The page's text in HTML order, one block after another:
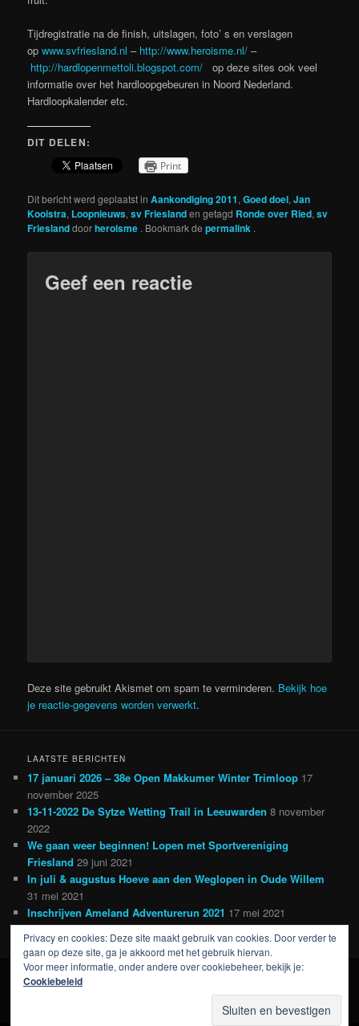
Tijdregistratie na de finish, uitslagen, foto’ s en verslagen
opwww.svfriesland.nl – http://www.heroisme.nl/ –
http://hardlopenmettoli.blogspot.com/ op deze sites ook veel
informatie over het hardloopgebeuren in Noord Nederland.
Hardloopkalender etc.
DIT DELEN:
Print
Dit bericht werd geplaatst inAankondiging 2011,Goed doel,Jan
Kooistra, Loopnieuws,sv Frieslanden getagd Ronde over Ried,sv
Frieslanddoorheroisme . Bookmark depermalink .
Geef een reactie
Deze site gebruikt Akismet om spam te verminderen. Bekijk hoe
je reactie-gegevens worden verwerkt.
LAATSTE BERICHTEN
17 januari 2026 – 38e Open Makkumer Winter Trimloop 17
november 2025
13-11-2022 De Sytze Wetting Trail in Leeuwarden 8 november
2022
We gaan weer beginnen! Lopen met Sportvereniging
Friesland 29 juni 2021
In juli & augustus Hoeve aan den Weglopen in Oude Willem
31 mei 2021
Inschrijven Ameland Adventurerun 2021 17 mei 2021
Privacy en cookies: Deze site maakt gebruik van cookies. Door verder te
gaan op deze site, ga je akkoord met het gebruik hiervan.
Voor meer informatie, onder andere over cookiebeheer, bekijk je:
Cookiebeleid